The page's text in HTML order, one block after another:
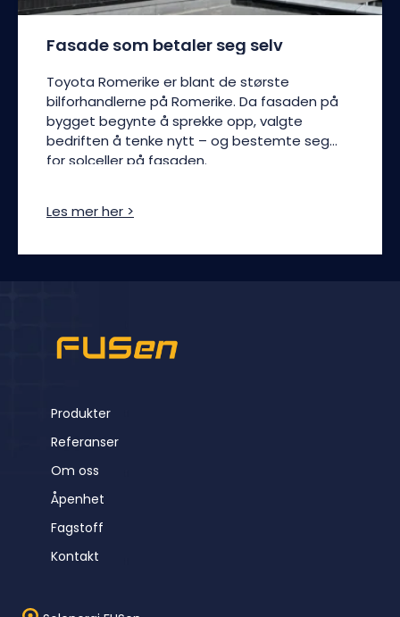
Fasade som betaler seg selv
Toyota Romerike er blant de største
bilforhandlerne på Romerike. Da fasaden på
bygget begynte å sprekke opp, valgte
bedriften å tenke nytt – og bestemte seg
for solceller på fasaden.
Les mer her >
Produkter
Referanser
Om oss
Åpenhet
Fagstoff
Kontakt